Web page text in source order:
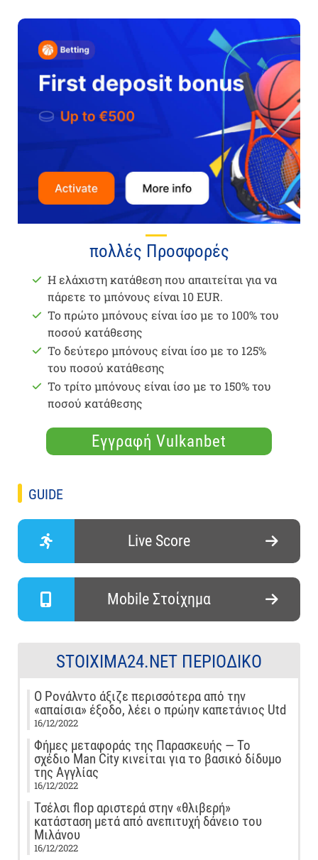
πολλές Προσφορές
Η ελάχιστη κατάθεση που απαιτείται για να
πάρετε το μπόνους είναι 10 EUR.
Το πρώτο μπόνους είναι ίσο με το 100% του
ποσού κατάθεσης
Το δεύτερο μπόνους είναι ίσο με το 125%
του ποσού κατάθεσης
Το τρίτο μπόνους είναι ίσο με το 150% του
ποσού κατάθεσης
Εγγραφή Vulkanbet
GUIDE
Live Score
Mobile Στοίχημα
STOIXIMA24.NET ΠΕΡΙΟΔΙΚΌ
Ο Ρονάλντο άξιζε περισσότερα από την
«απαίσια» έξοδο, λέει ο πρώην καπετάνιος Utd
16/12/2022
Φήμες μεταφοράς της Παρασκευής — Το
σχέδιο Man City κινείται για το βασικό δίδυμο
της Αγγλίας
16/12/2022
Τσέλσι flop αριστερά στην «θλιβερή»
κατάσταση μετά από ανεπιτυχή δάνειο του
Μιλάνου
16/12/2022